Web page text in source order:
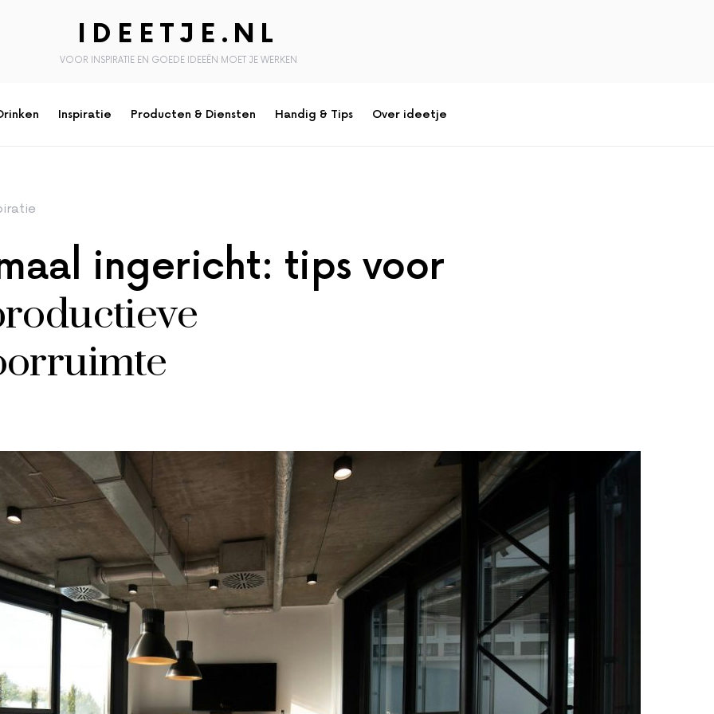
IDEETJE.NL
VOOR INSPIRATIE EN GOEDE IDEEËN MOET JE WERKEN
Inspiratie Producten & Diensten Handig & Tips Over ideetje
ingericht: tips voor